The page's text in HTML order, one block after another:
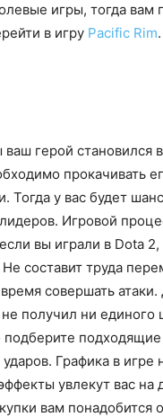
игры, тогда вам
в игру Pacific Rim.
герой становился
прокачивать
Тогда у вас будет
Игровой
вы играли в Dota
составит труда
совершать
получил ни единого
подберите
Графика в игре
увлекут вас на
вам понадобится